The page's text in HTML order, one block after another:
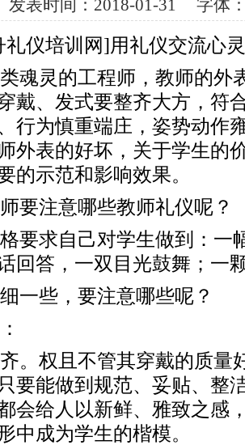
发表时间： 2018-01-31 字体
礼仪培训网]用礼仪交流心
魂灵的工程师，教师的外
戴、发式要整齐大方，符
行为慎重端庄，姿势动作
外表的好坏，关于学生的
的示范和影响效果。
要注意哪些教师礼仪呢？
要求自己对学生做到：一
回答，一双目光鼓舞；一
一些，要注意哪些呢？
。权且不管其穿戴的质量
要能做到规范、妥贴、整
会给人以新鲜、雅致之感
中成为学生的楷模。